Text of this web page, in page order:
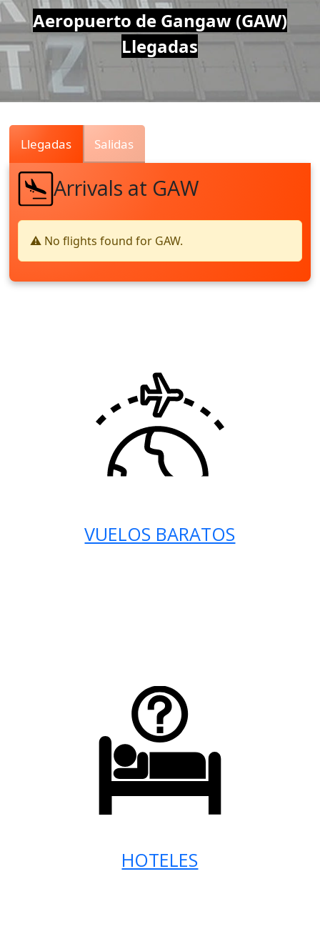
Air
Traffic
Live
Aeropuerto de Gangaw (GAW)
Llegadas
Llegadas Salidas
Arrivals at GAW
⚠️ No flights found for GAW.
VUELOS BARATOS
HOTELES